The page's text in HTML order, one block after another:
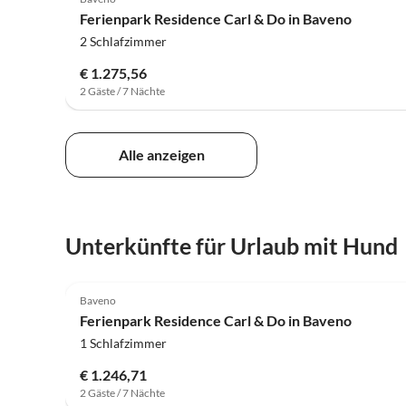
Ferienpark Residence Carl & Do in Baveno
2 Schlafzimmer
€ 1.275,56
2 Gäste / 7 Nächte
Alle anzeigen
Unterkünfte für Urlaub mit Hund
Baveno
Ferienpark Residence Carl & Do in Baveno
1 Schlafzimmer
€ 1.246,71
2 Gäste / 7 Nächte